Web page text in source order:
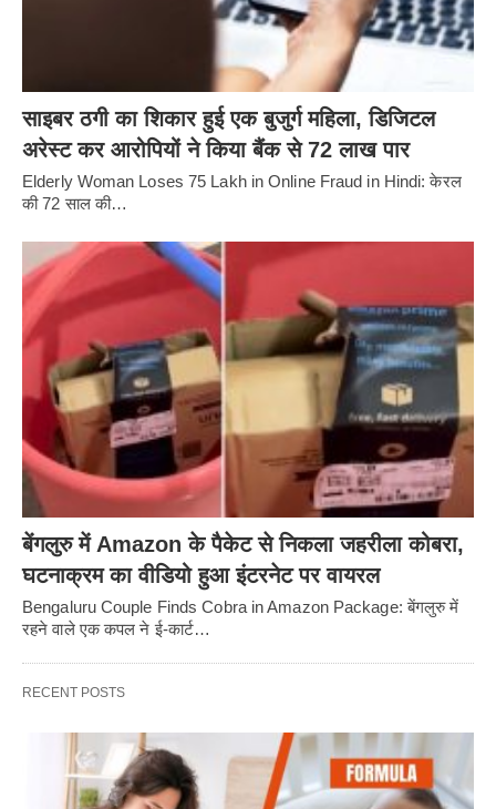
साइबर ठगी का शिकार हुई एक बुजुर्ग महिला, डिजिटल
अरेस्ट कर आरोपियों ने किया बैंक से 72 लाख पार
Elderly Woman Loses 75 Lakh in Online Fraud in Hindi: केरल
की 72 साल की…
बेंगलुरु में Amazon के पैकेट से निकला जहरीला कोबरा,
घटनाक्रम का वीडियो हुआ इंटरनेट पर वायरल
Bengaluru Couple Finds Cobra in Amazon Package: बेंगलुरु में
रहने वाले एक कपल ने ई-कार्ट…
RECENT POSTS